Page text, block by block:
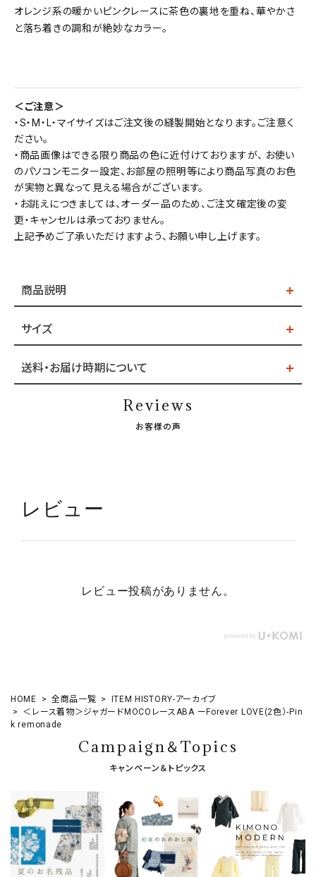
オレンジ系の暖かいピンクレースに茶色の裏地を重ね、華やかさ
と落ち着きの調和が絶妙なカラー。
＜ご注意＞
・S・M・L・マイサイズはご注文後の縫製開始となります。ご注意く
ださい。
・商品画像はできる限り商品の色に近付けておりますが、 お使い
のパソコンモニター設定、お部屋の照明等により商品写真のお色
が実物と異なって見える場合がございます。
・お誂えにつきましては、オーダー品のため、ご注文確定後の変
更・キャンセルは承っておりません。
上記予めご了承いただけますよう、お願い申し上げます。
商品説明
サイズ
送料・お届け時期について
Reviews
お客様の声
レビュー
レビュー投稿がありません。
HOME 全商品一覧
ITEM HISTORY-アーカイブ
＜レース着物＞ジャガードMOCOレースABA ーForever LOVE(2色）-Pin
k remonade
Campaign＆Topics
キャンペーン＆トピックス